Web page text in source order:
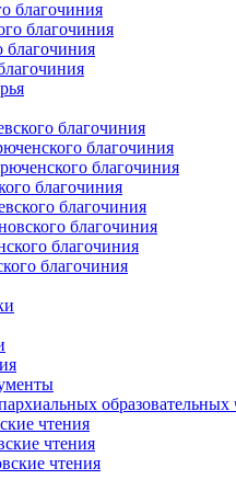
благочиния
благочиния
благочиния
благочиния
благочиния
благочиния
благочиния
благочиния
благочиния
благочиния
благочиния
образовательных
чтения
чтения
чтения